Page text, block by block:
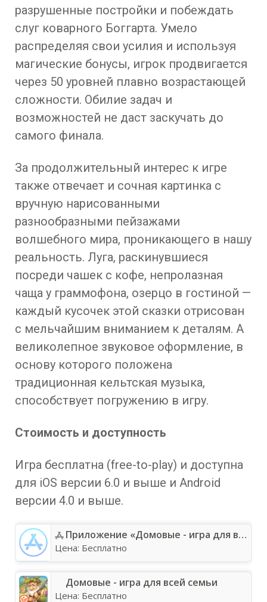
разрушенные постройки и побеждать
слуг коварного Боггарта. Умело
распределяя свои усилия и используя
магические бонусы, игрок продвигается
через 50 уровней плавно возрастающей
сложности. Обилие задач и
возможностей не даст заскучать до
самого финала.
За продолжительный интерес к игре
также отвечает и сочная картинка с
вручную нарисованными
разнообразными пейзажами
волшебного мира, проникающего в нашу
реальность. Луга, раскинувшиеся
посреди чашек с кофе, непролазная
чаща у граммофона, озерцо в гостиной —
каждый кусочек этой сказки отрисован
с мельчайшим вниманием к деталям. А
великолепное звуковое оформление, в
основу которого положена
традиционная кельтская музыка,
способствует погружению в игру.
Стоимость и доступность
Игра бесплатна (free-to-play) и доступна
для iOS версии 6.0 и выше и Android
версии 4.0 и выше.
Приложение «Домовые - игра для всей семьи» — App Store
Цена: Бесплатно
Домовые - игра для всей семьи
Цена: Бесплатно